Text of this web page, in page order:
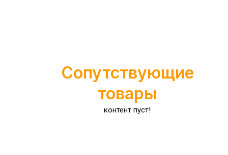
Сопутствующие
товары
контент пуст!